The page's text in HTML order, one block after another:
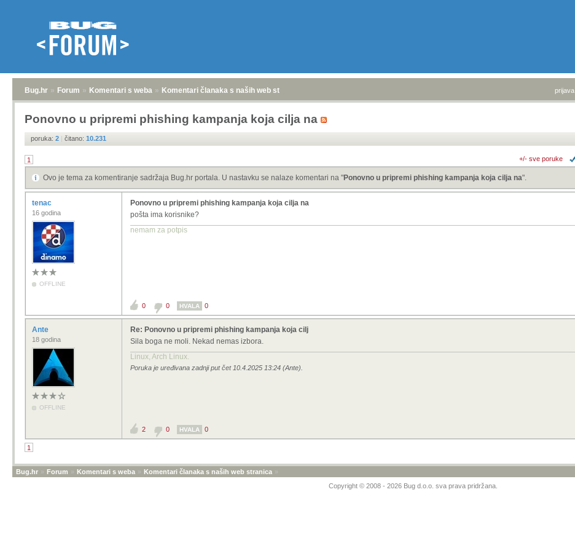
Bug.hr » Forum » Komentari s weba » Komentari članaka s naših web stranica prijava
Ponovno u pripremi phishing kampanja koja cilja na
poruka: 2 | čitano: 10.231
1 +/- sve poruke
Ovo je tema za komentiranje sadržaja Bug.hr portala. U nastavku se nalaze komentari na "Ponovno u pripremi phishing kampanja koja cilja na".
tenac
16 godina
OFFLINE
Ponovno u pripremi phishing kampanja koja cilja na
pošta ima korisnike?
nemam za potpis
0 0 HVALA 0
Ante
18 godina
OFFLINE
Re: Ponovno u pripremi phishing kampanja koja cilj
Sila boga ne moli. Nekad nemas izbora.
Linux, Arch Linux.
Poruka je uređivana zadnji put čet 10.4.2025 13:24 (Ante).
2 0 HVALA 0
1
Bug.hr » Forum » Komentari s weba » Komentari članaka s naših web stranica »
Copyright © 2008 - 2026 Bug d.o.o. sva prava pridržana.